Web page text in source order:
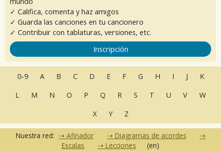
✓ Califica, comenta y haz amigos
✓ Guarda las canciones en tu cancionero
✓ Contribuir con tablaturas, versiones, etc.
Inscripción
0-9 A B C D E F G H I J
K
L
M N O P Q R S T U V
W
X
Y Z
Nuestra red: Afinador
Diagramas de acordes
Escalas
Lecciones (en)